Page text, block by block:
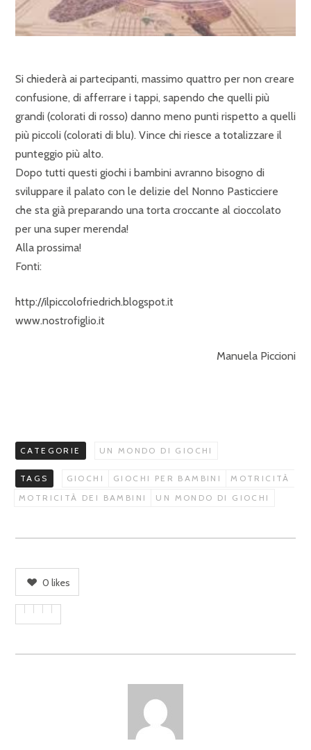
Si chiederà ai partecipanti, massimo quattro per non creare
confusione, di afferrare i tappi, sapendo che quelli più
grandi (colorati di rosso) danno meno punti rispetto a quelli
più piccoli (colorati di blu). Vince chi riesce a totalizzare il
punteggio più alto.
Dopo tutti questi giochi i bambini avranno bisogno di
sviluppare il palato con le delizie del Nonno Pasticciere
che sta già preparando una torta croccante al cioccolato
per una super merenda!
Alla prossima!
Fonti:
http://ilpiccolofriedrich.blogspot.it
www.nostrofiglio.it
Manuela Piccioni
CATEGORIE UN MONDO DI GIOCHI
TAGS GIOCHI GIOCHI PER BAMBINI
MOTRICITÀ
MOTRICITÀ DEI BAMBINI
UN MONDO DI GIOCHI
0 likes